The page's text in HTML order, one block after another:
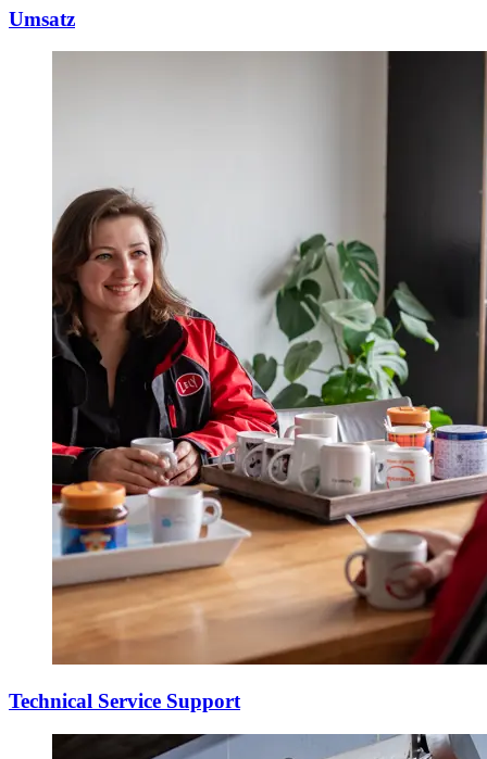
Umsatz
Technical Service Support